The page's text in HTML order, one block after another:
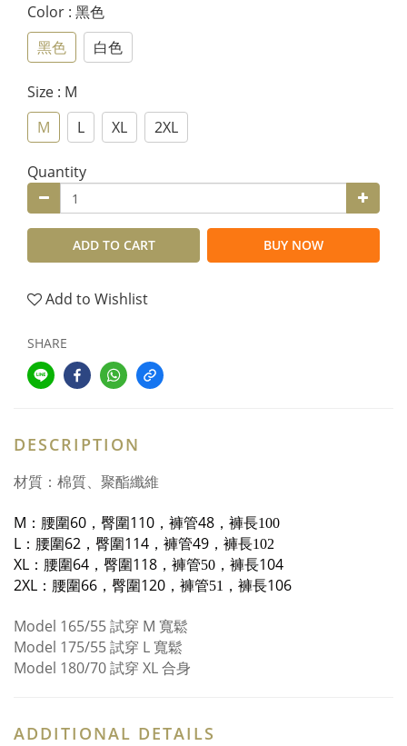
Color : 黑色
黑色
白色
Size : M
M
L XL 2XL
Quantity
ADD TO CART BUY NOW
Add to Wishlist
SHARE
DESCRIPTION
材質：棉質、聚酯纖維
M：腰圍60 ，臀圍110 ，褲管48 ，褲長100
L：腰圍62 ，臀圍114 ，褲管49 ，褲長102
XL：腰圍64 ，臀圍118 ，褲管50 ，褲長104
2XL：腰圍66 ，臀圍120 ，褲管51 ，褲長106
Model 165/55試穿 M 寬鬆
Model 175/55試穿 L 寬鬆
Model 180/70試穿 XL 合身
ADDITIONAL DETAILS